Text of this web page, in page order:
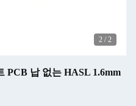
2 / 2
PCB 납 없는 HASL 1.6mm